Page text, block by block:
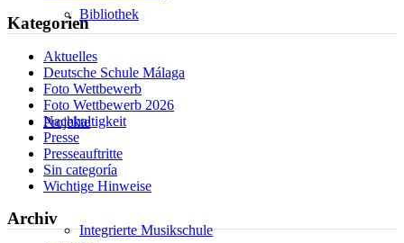
Bibliothek
Projekte
Integrierte Musikschule
Kategorien
Aktuelles
Deutsche Schule Málaga
Foto Wettbewerb
Foto Wettbewerb 2026
Nachhaltigkeit
Presse
Presseauftritte
Sin categoría
Wichtige Hinweise
Archiv